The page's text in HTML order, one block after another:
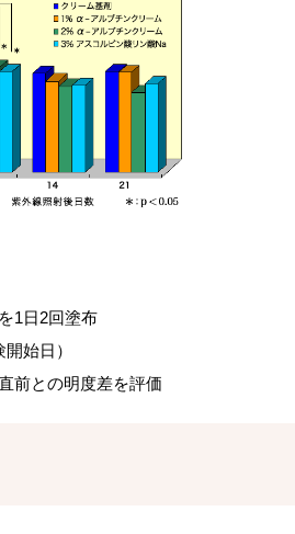
1日2回塗布
始日）
前との明度差を評価